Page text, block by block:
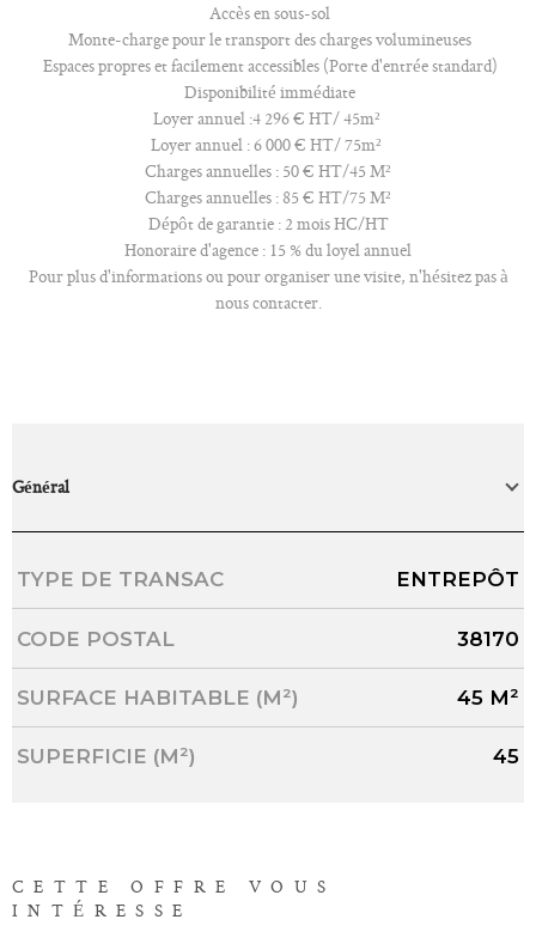
Accès en sous-sol
Monte-charge pour le transport des charges volumineuses
Espaces propres et facilement accessibles (Porte d'entrée standard)
Disponibilité immédiate
Loyer annuel :4 296 € HT/ 45m²
Loyer annuel : 6 000 € HT/ 75m²
Charges annuelles : 50 € HT/45 M²
Charges annuelles : 85 € HT/75 M²
Dépôt de garantie : 2 mois HC/HT
Honoraire d'agence : 15 % du loyel annuel
Pour plus d'informations ou pour organiser une visite, n'hésitez pas à
nous contacter.
Général
Caractérisque Valeurs
TYPE DE TRANSAC ENTREPÔT
CODE POSTAL 38170
SURFACE HABITABLE (M²) 45 M²
SUPERFICIE (M²) 45
CETTE OFFRE
VOUS
INTÉRESSE